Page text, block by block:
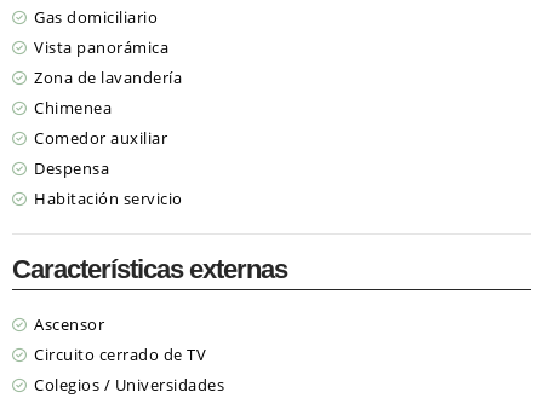
Gas domiciliario
Vista panorámica
Zona de lavandería
Chimenea
Comedor auxiliar
Despensa
Habitación servicio
Características externas
Ascensor
Circuito cerrado de TV
Colegios / Universidades